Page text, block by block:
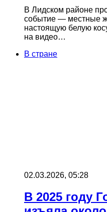
В Лидском районе
событие — местные
настоящую белую
на видео…
В стране
02.03.2026, 05:28
В 2025 году